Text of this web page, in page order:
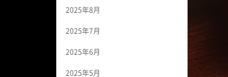
2025年8月
2025年7月
2025年6月
2025年5月